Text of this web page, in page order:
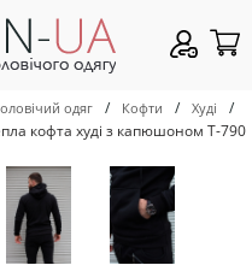
одяг / Кофти / Худі
/
кофта худі з капюшоном Т-790